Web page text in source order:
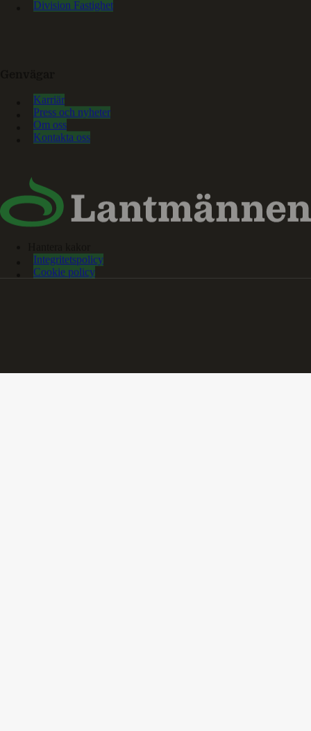
Division Fastighet
Karriär
Press och nyheter
Om oss
Kontakta oss
Integritetspolicy
Cookie policy